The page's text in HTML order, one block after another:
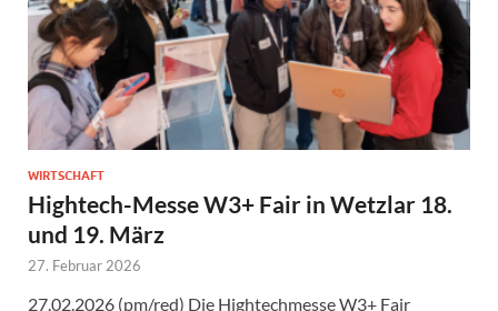
WIRTSCHAFT
Hightech-Messe W3+ Fair in Wetzlar 18.
und 19. März
27. Februar 2026
27.02.2026 (pm/red) Die Hightechmesse W3+ Fair